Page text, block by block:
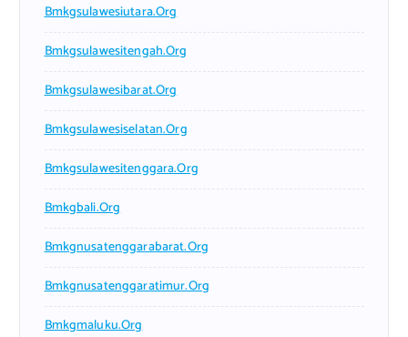
Bmkgsulawesiutara.org
Bmkgsulawesitengah.org
Bmkgsulawesibarat.org
Bmkgsulawesiselatan.org
Bmkgsulawesitenggara.org
Bmkgbali.org
Bmkgnusatenggarabarat.org
Bmkgnusatenggaratimur.org
Bmkgmaluku.org